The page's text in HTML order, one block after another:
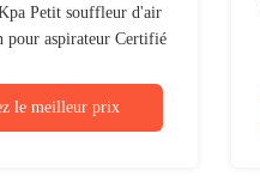
Petit souffleur d'air
pour aspirateur Certifié
le meilleur prix